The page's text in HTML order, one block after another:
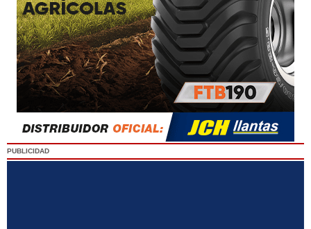
PUBLICIDAD